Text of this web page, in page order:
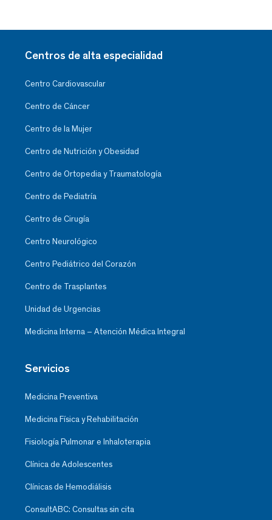
Centros de alta especialidad
Centro Cardiovascular
Centro de Cáncer
Centro de la Mujer
Centro de Nutrición y Obesidad
Centro de Ortopedia y Traumatología
Centro de Pediatría
Centro de Cirugía
Centro Neurológico
Centro Pediátrico del Corazón
Centro de Trasplantes
Unidad de Urgencias
Medicina Interna – Atención Médica Integral
Servicios
Medicina Preventiva
Medicina Física y Rehabilitación
Fisiología Pulmonar e Inhaloterapia
Clínica de Adolescentes
Clínicas de Hemodiálisis
ConsultABC: Consultas sin cita